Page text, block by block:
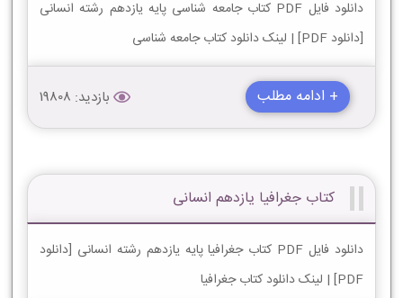
دانلود فایل PDF کتاب جامعه شناسی پایه یازدهم رشته انسانی
[دانلود PDF] | لینک دانلود کتاب جامعه شناسی
+ ادامه مطلب بازدید: 19808
کتاب جغرافیا یازدهم انسانی
دانلود فایل PDF کتاب جغرافیا پایه یازدهم رشته انسانی [دانلود
PDF] | لینک دانلود کتاب جغرافیا